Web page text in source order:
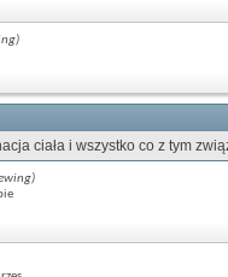
ciała i wszystko co z tym